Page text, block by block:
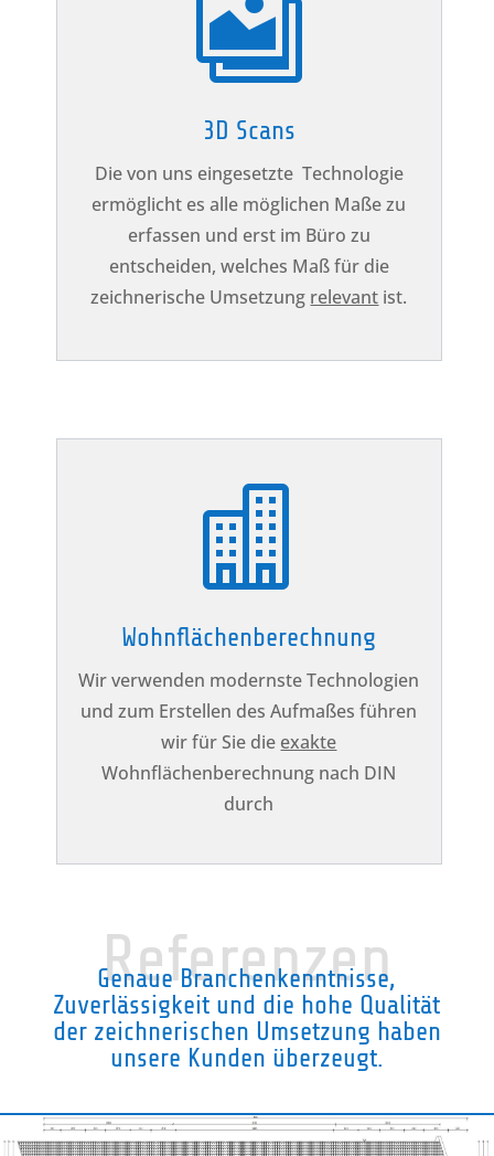

3D Scans
Die von uns eingesetzte Technologie
ermöglicht es alle möglichen Maße zu
erfassen und erst im Büro zu
entscheiden, welches Maß für die
zeichnerische Umsetzung relevant ist.

Wohnflächenberechnung
Wir verwenden modernste Technologien
und zum Erstellen des Aufmaßes führen
wir für Sie die exakte
Wohnflächenberechnung nach DIN
durch
Referenzen
Genaue Branchenkenntnisse,
Zuverlässigkeit und die hohe Qualität
der zeichnerischen Umsetzung haben
unsere Kunden überzeugt.